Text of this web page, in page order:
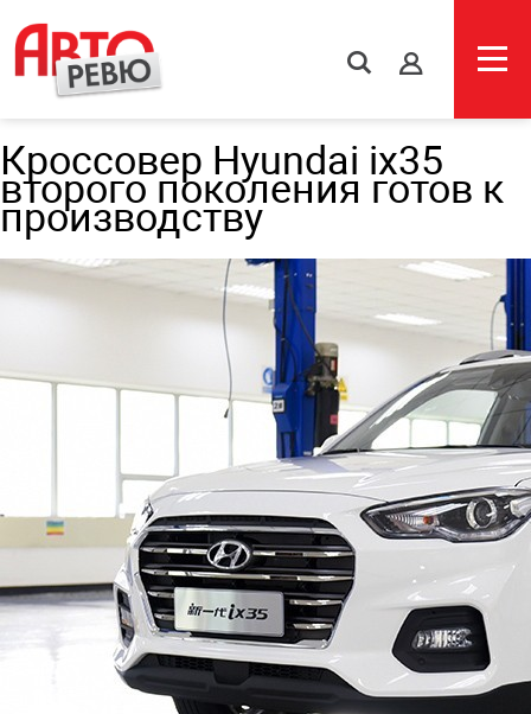
s
Кроссовер Hyundai ix35
второго поколения готов к
производству